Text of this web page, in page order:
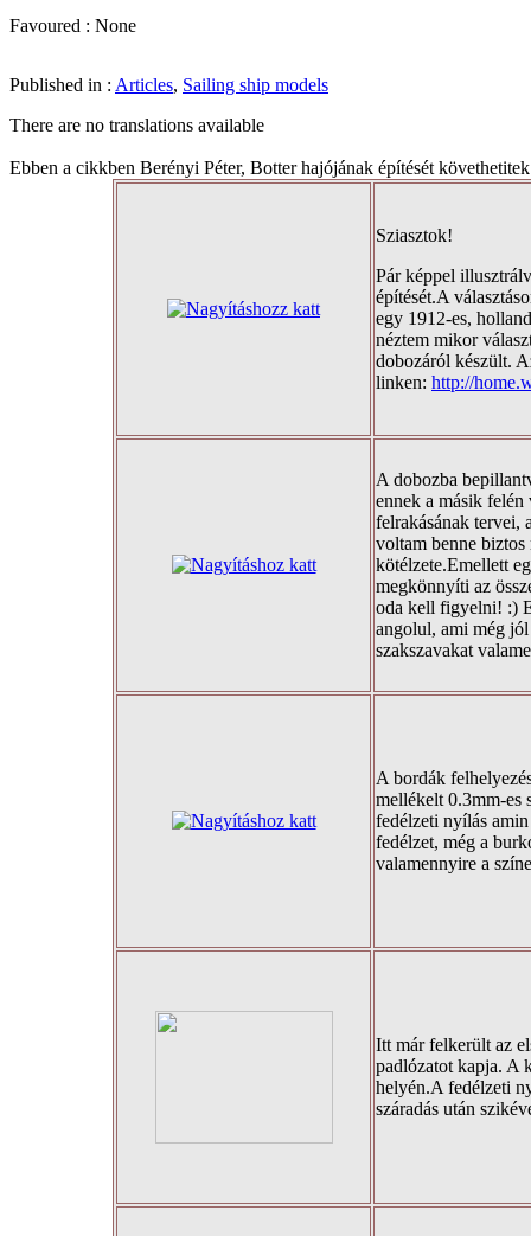
Favoured : None
Published in : Articles, Sailing ship models
There are no translations available
Ebben a cikkben Berényi Péter, Botter hajójának építését
Sziasztok!
Pár képpel
építését.A
egy 1912-es,
néztem mikor
dobozáról készült.
linken: http://
A dobozba
ennek a másik felén
felrakásának tervei,
voltam benne
kötélzete.Emellett
megkönnyíti az
oda kell figyelni! :)
angolul, ami még
szakszavakat
A bordák
mellékelt 0.3mm-es
fedélzeti nyílás
fedélzet, még a
valamennyire a
Itt már felkerült az
padlózatot kapja. A
helyén.A fedélzeti
száradás után